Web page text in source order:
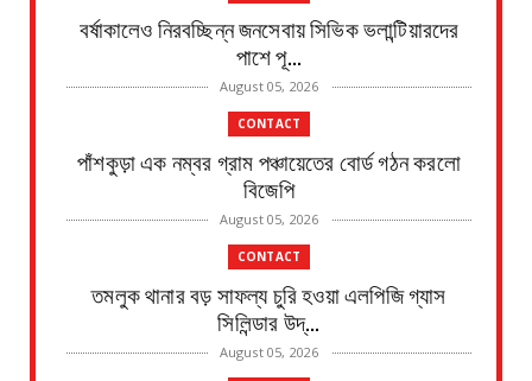
বর্ষাকালেও নিরবচ্ছিন্ন জনসেবায় সিভিক ভলান্টিয়ারদের
পাশে পূ...
August 05, 2026
CONTACT
পাঁশকুড়া এক নম্বর গ্রাম পঞ্চায়েতের বোর্ড গঠন করলো
বিজেপি
August 05, 2026
CONTACT
তমলুক থানার বড় সাফল্য চুরি হওয়া এলপিজি গ্যাস
সিলিন্ডার উদ্...
August 05, 2026